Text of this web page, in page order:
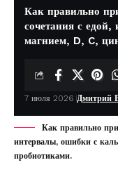
Как правильно
сочетания с
магнием, D, C,
7 июля 2026 Дмитрий
Как правильно
интервалы, ошибки с
пробиотиками.